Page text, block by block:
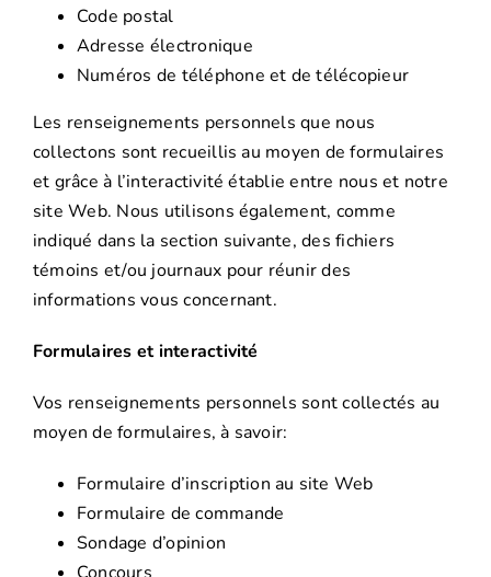
Code postal
Adresse électronique
Numéros de téléphone et de télécopieur
Les renseignements personnels que nous
collectons sont recueillis au moyen de formulaires
et grâce à l’interactivité établie entre nous et notre
site Web. Nous utilisons également, comme
indiqué dans la section suivante, des fichiers
témoins et/ou journaux pour réunir des
informations vous concernant.
Formulaires et interactivité
Vos renseignements personnels sont collectés au
moyen de formulaires, à savoir:
Formulaire d’inscription au site Web
Formulaire de commande
Sondage d’opinion